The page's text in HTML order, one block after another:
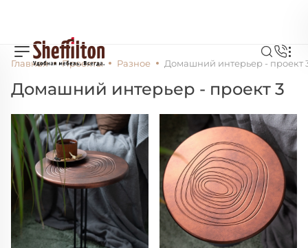
Главная Проекты Разное Домашний интерьер - проект
Домашний интерьер - проект 3